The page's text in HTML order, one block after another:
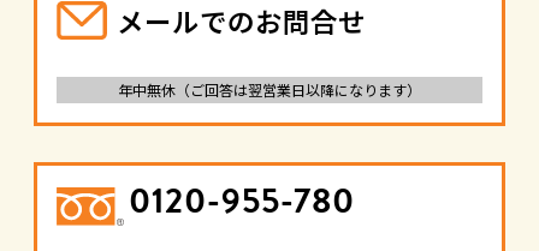
メールでのお問合せ
年中無休（ご回答は翌営業日以降になります）
0120-955-780